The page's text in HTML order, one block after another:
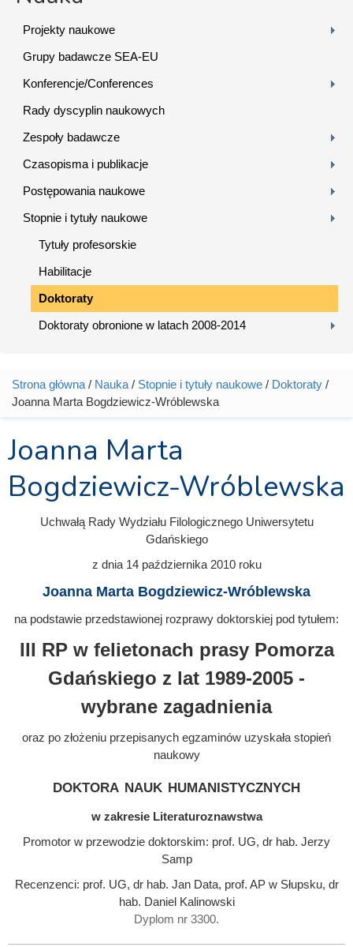
Projekty naukowe
Grupy badawcze SEA-EU
Konferencje/Conferences
Rady dyscyplin naukowych
Zespoły badawcze
Czasopisma i publikacje
Postępowania naukowe
Stopnie i tytuły naukowe
Tytuły profesorskie
Habilitacje
Doktoraty
Doktoraty obronione w latach 2008-2014
Jesteś tutaj
Strona główna / Nauka / Stopnie i tytuły naukowe / Doktoraty /
Joanna Marta Bogdziewicz-Wróblewska
Joanna Marta
Bogdziewicz-Wróblewska
Uchwałą Rady Wydziału Filologicznego Uniwersytetu
Gdańskiego
z dnia 14 października 2010roku
Joanna Marta Bogdziewicz-Wróblewska
na podstawie przedstawionej rozprawy doktorskiej pod tytułem:
III RP w felietonach prasy Pomorza
Gdańskiego z lat 1989-2005 -
wybrane zagadnienia
oraz po złożeniu przepisanych egzaminów uzyskała stopień
naukowy
doktora nauk humanistycznych
w zakresie Literaturoznawstwa
Promotor w przewodzie doktorskim: prof. UG, dr hab. Jerzy
Samp
Recenzenci: prof. UG, dr hab. Jan Data, prof. AP w Słupsku, dr
hab. Daniel Kalinowski
Dyplom nr 3300.